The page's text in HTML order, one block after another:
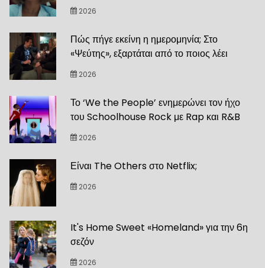
2026
Πώς πήγε εκείνη η ημερομηνία; Στο
«Ψεύτης», εξαρτάται από το ποιος λέει
2026
Το ‘We the People’ ενημερώνει τον ήχο
του Schoolhouse Rock με Rap και R&B
2026
Είναι The Others στο Netflix;
2026
It's Home Sweet «Homeland» για την 6η
σεζόν
2026